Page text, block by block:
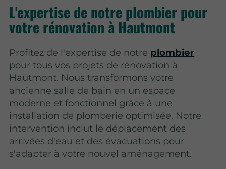
L'expertise de notre plombier pour
votre rénovation à Hautmont
Profitez de l'expertise de notre plombier
pour tous vos projets de rénovation à
Hautmont. Nous transformons votre
ancienne salle de bain en un espace
moderne et fonctionnel grâce à une
installation de plomberie optimisée. Notre
intervention inclut le déplacement des
arrivées d'eau et des évacuations pour
s'adapter à votre nouvel aménagement.